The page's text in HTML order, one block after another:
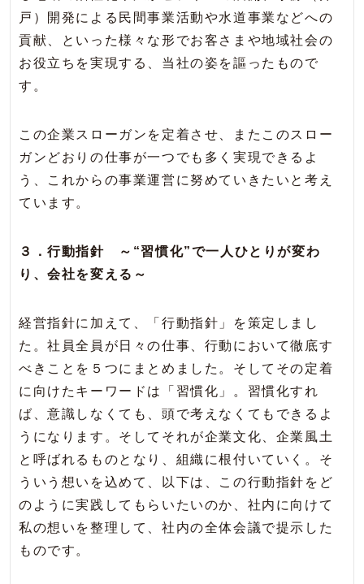
戸）開発による民間事業活動や水道事業などへの
貢献、といった様々な形でお客さまや地域社会の
お役立ちを実現する、当社の姿を謳ったもので
す。
この企業スローガンを定着させ、またこのスロー
ガンどおりの仕事が一つでも多く実現できるよ
う、これからの事業運営に努めていきたいと考え
ています。
３．行動指針 ～“習慣化”で一人ひとりが変わ
り、会社を変える～
経営指針に加えて、「行動指針」を策定しまし
た。社員全員が日々の仕事、行動において徹底す
べきことを５つにまとめました。そしてその定着
に向けたキーワードは「習慣化」。習慣化すれ
ば、意識しなくても、頭で考えなくてもできるよ
うになります。そしてそれが企業文化、企業風土
と呼ばれるものとなり、組織に根付いていく。そ
ういう想いを込めて、以下は、この行動指針をど
のように実践してもらいたいのか、社内に向けて
私の想いを整理して、社内の全体会議で提示した
ものです。